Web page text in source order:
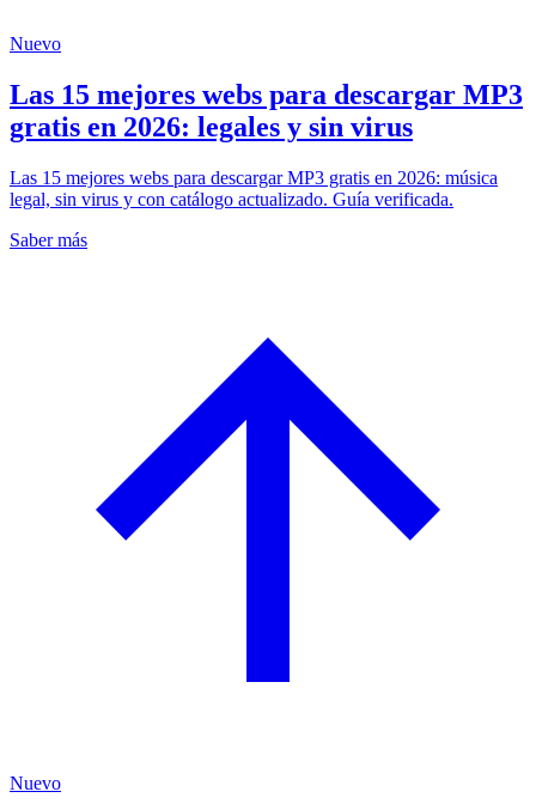
Nuevo
Las 15 mejores webs para descargar MP3
gratis en 2026: legales y sin virus
Las 15 mejores webs para descargar MP3 gratis en 2026: música
legal, sin virus y con catálogo actualizado. Guía verificada.
Saber más
Nuevo